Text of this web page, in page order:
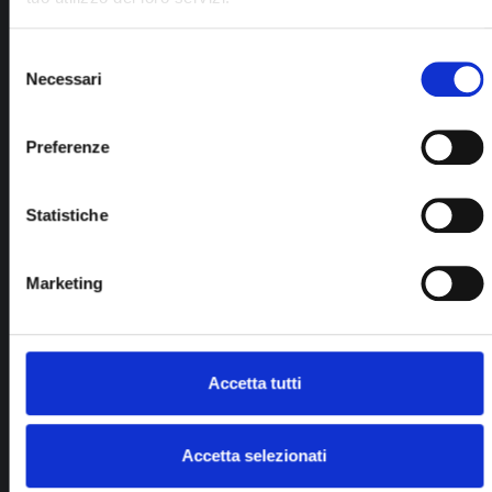
delNecessari
Preferenze
Statistiche
Marketing
Accetta tutti
Accetta selezionati